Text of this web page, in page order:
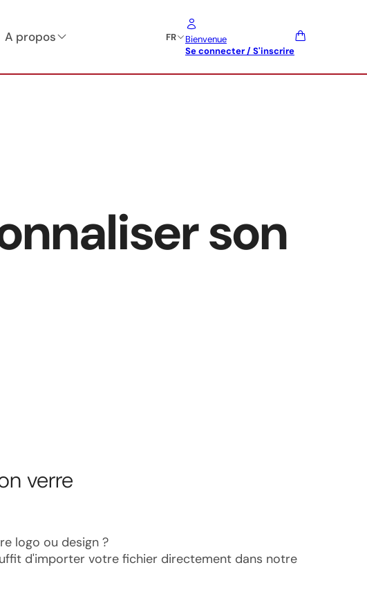
A propos FR
Bienvenue
Se connecter / S'inscrire
son
verre
logo ou design ?
d'importer votre fichier directement dans notre